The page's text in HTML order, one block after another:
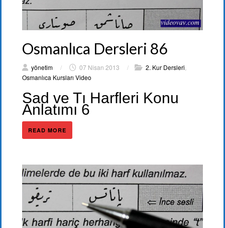
Osmanlıca Dersleri 86
yönetim / 07 Nisan 2013 / 2. Kur Dersleri,
Osmanlıca Kursları Video
Sad ve Tı Harfleri Konu
Anlatımı 6
READ MORE